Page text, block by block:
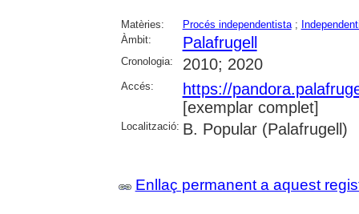
Matèries: Procés independentista;
Àmbit:
Palafrugell
Cronologia: 2010; 2020
Accés:
https://
[exemplar complet]
Localització: B. Popular (Palafrugell)
Enllaç permanent a aquest